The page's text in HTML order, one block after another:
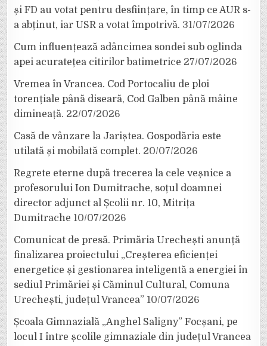
și FD au votat pentru desființare, în timp ce AUR s-
a abținut, iar USR a votat împotrivă. 31/07/2026
Cum influențează adâncimea sondei sub oglinda
apei acuratețea citirilor batimetrice 27/07/2026
Vremea în Vrancea. Cod Portocaliu de ploi
torențiale până diseară, Cod Galben până mâine
dimineață. 22/07/2026
Casă de vânzare la Jariștea. Gospodăria este
utilată și mobilată complet. 20/07/2026
Regrete eterne după trecerea la cele veșnice a
profesorului Ion Dumitrache, soțul doamnei
director adjunct al Școlii nr. 10, Mitrița
Dumitrache 10/07/2026
Comunicat de presă. Primăria Urechești anunță
finalizarea proiectului „Creșterea eficienței
energetice și gestionarea inteligentă a energiei în
sediul Primăriei și Căminul Cultural, Comuna
Urechești, județul Vrancea” 10/07/2026
Școala Gimnazială „Anghel Saligny” Focșani, pe
locul I între școlile gimnaziale din județul Vrancea